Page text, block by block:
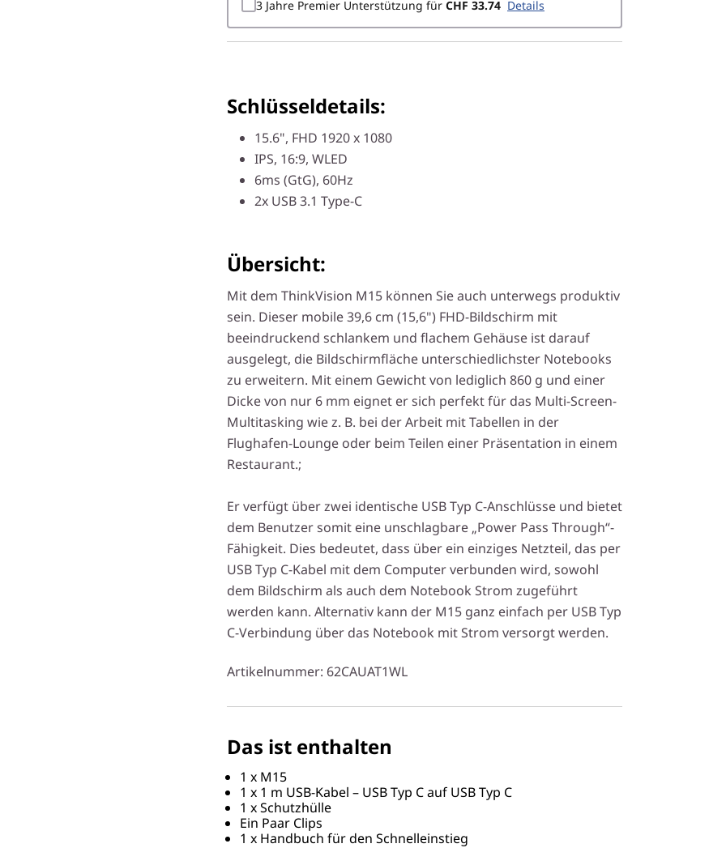
3 Jahre Premier Unterstützung für CHF 33.74 Details
Schlüsseldetails:
15.6", FHD 1920 x 1080
IPS, 16:9, WLED
6ms (GtG), 60Hz
2x USB 3.1 Type-C
Übersicht:
Mit dem ThinkVision M15 können Sie auch unterwegs produktiv
sein. Dieser mobile 39,6 cm (15,6") FHD-Bildschirm mit
beeindruckend schlankem und flachem Gehäuse ist darauf
ausgelegt, die Bildschirmfläche unterschiedlichster Notebooks
zu erweitern. Mit einem Gewicht von lediglich 860 g und einer
Dicke von nur 6 mm eignet er sich perfekt für das Multi-Screen-
Multitasking wie z. B. bei der Arbeit mit Tabellen in der
Flughafen-Lounge oder beim Teilen einer Präsentation in einem
Restaurant.;
Er verfügt über zwei identische USB Typ C-Anschlüsse und bietet
dem Benutzer somit eine unschlagbare „Power Pass Through“-
Fähigkeit. Dies bedeutet, dass über ein einziges Netzteil, das per
USB Typ C-Kabel mit dem Computer verbunden wird, sowohl
dem Bildschirm als auch dem Notebook Strom zugeführt
werden kann. Alternativ kann der M15 ganz einfach per USB Typ
C-Verbindung über das Notebook mit Strom versorgt werden.
Artikelnummer: 62CAUAT1WL
Das ist enthalten
1 x M15
1 x 1 m USB-Kabel – USB Typ C auf USB Typ C
1 x Schutzhülle
Ein Paar Clips
1 x Handbuch für den Schnelleinstieg